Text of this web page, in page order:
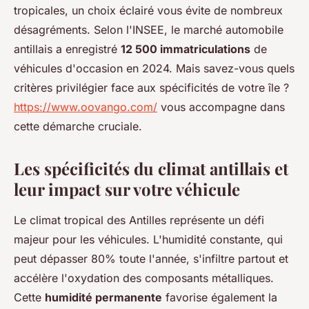
tropicales, un choix éclairé vous évite de nombreux
désagréments. Selon l'INSEE, le marché automobile
antillais a enregistré 12 500 immatriculations de
véhicules d'occasion en 2024. Mais savez-vous quels
critères privilégier face aux spécificités de votre île ?
https://www.oovango.com/ vous accompagne dans
cette démarche cruciale.
Les spécificités du climat antillais et
leur impact sur votre véhicule
Le climat tropical des Antilles représente un défi
majeur pour les véhicules. L'humidité constante, qui
peut dépasser 80% toute l'année, s'infiltre partout et
accélère l'oxydation des composants métalliques.
Cette humidité permanente favorise également la